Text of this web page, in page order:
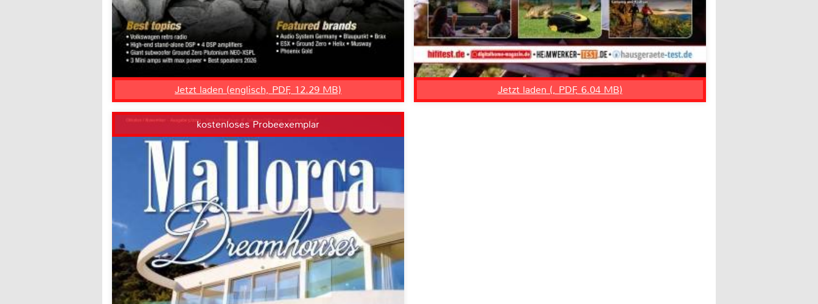
Jetzt laden (englisch, PDF, 12.29 MB) Jetzt laden (, PDF, 6.04 MB)
kostenloses Probeexemplar